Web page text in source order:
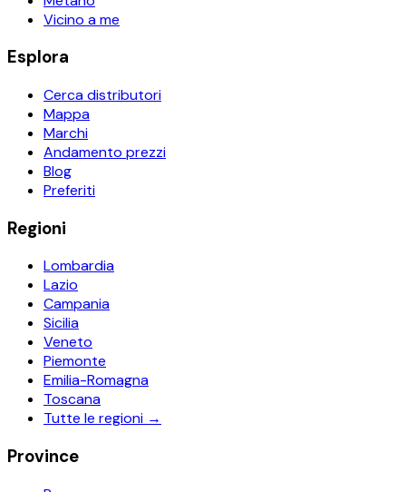
Vicino a me
Esplora
Cerca distributori
Mappa
Marchi
Andamento prezzi
Blog
Preferiti
Regioni
Lombardia
Lazio
Campania
Sicilia
Veneto
Piemonte
Emilia-Romagna
Toscana
Tutte le regioni →
Province